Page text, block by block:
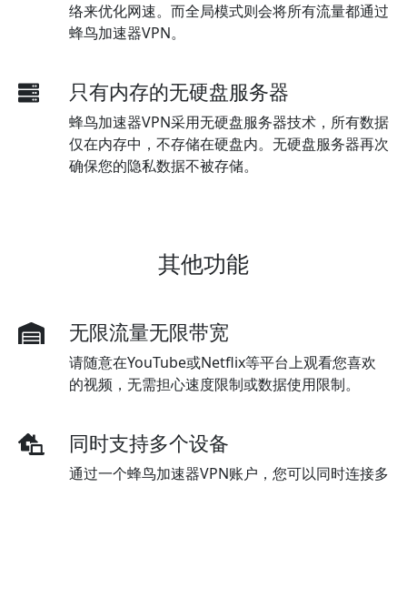
络来优化网速。而全局模式则会将所有流量都通过
蜂鸟加速器VPN。
只有内存的无硬盘服务器
蜂鸟加速器VPN采用无硬盘服务器技术，所有数据
仅在内存中，不存储在硬盘内。无硬盘服务器再次
确保您的隐私数据不被存储。
其他功能
无限流量无限带宽
请随意在YouTube或Netflix等平台上观看您喜欢
的视频，无需担心速度限制或数据使用限制。
同时支持多个设备
通过一个蜂鸟加速器VPN账户，您可以同时连接多